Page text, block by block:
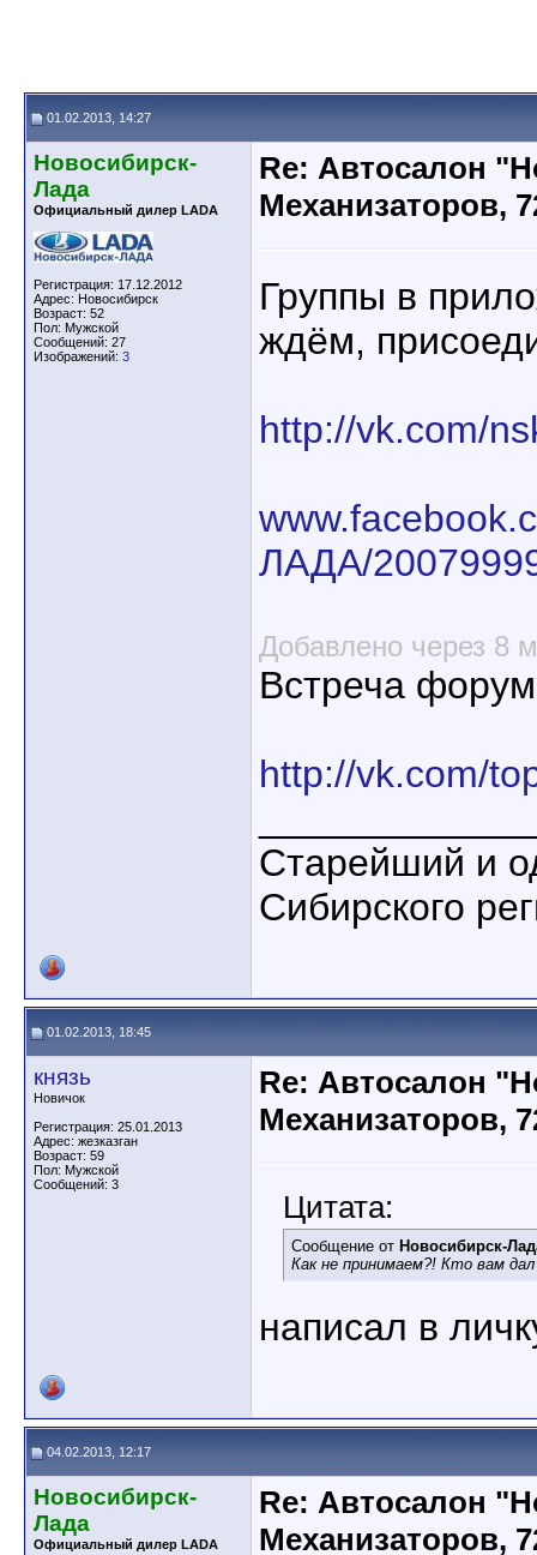
01.02.2013, 14:27
Новосибирск-
Лада
Официальный дилер LADA
Регистрация: 17.12.2012
Адрес: Новосибирск
Возраст: 52
Пол: Мужской
Сообщений: 27
Изображений: 3
Re: Автосалон
Механизаторов,
Группы в
ждём,
http://vk.com/
ЛАДА/
Добавлено через 8
Встреча
http://vk.com/
Старейший и
Сибирского
01.02.2013, 18:45
князь
Новичок
Регистрация: 25.01.2013
Адрес: жезказган
Возраст: 59
Пол: Мужской
Сообщений: 3
Re: Автосалон
Механизаторов,
Цитата:
Сообщение от Новосибирск-
Как не принимаем?! Кто вам
написал в
04.02.2013, 12:17
Новосибирск-
Лада
Официальный дилер LADA
Re: Автосалон
Механизаторов,